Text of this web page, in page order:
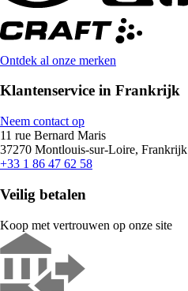
Ontdek al onze merken
Klantenservice in Frankrijk
Neem contact op
11 rue Bernard Maris
37270 Montlouis-sur-Loire, Frankrijk
+33 1 86 47 62 58
Veilig betalen
Koop met vertrouwen op onze site